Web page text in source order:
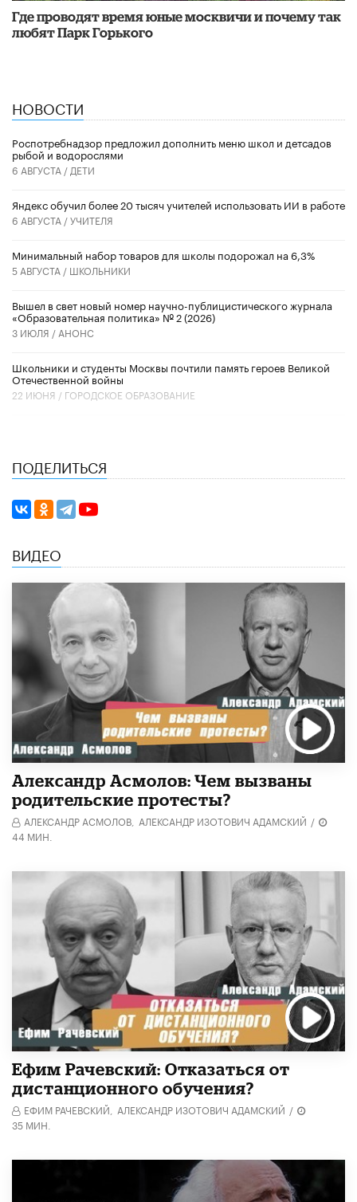
Где проводят время юные москвичи и почему так
любят Парк Горького
НОВОСТИ
Роспотребнадзор предложил дополнить меню школ и детсадов
рыбой и водорослями
6 АВГУСТА / ДЕТИ
​Яндекс обучил более 20 тысяч учителей использовать ИИ в работе
6 АВГУСТА /УЧИТЕЛЯ
Минимальный набор товаров для школы подорожал на 6,3%
5 АВГУСТА / ШКОЛЬНИКИ
Вышел в свет новый номер научно-публицистического журнала
«Образовательная политика» № 2 (2026)
3 ИЮЛЯ / АНОНС
Школьники и студенты Москвы почтили память героев Великой
Отечественной войны
22 ИЮНЯ / ГОРОДСКОЕ ОБРАЗОВАНИЕ
ПОДЕЛИТЬСЯ
ВИДЕО
Александр Асмолов: Чем вызваны
родительские протесты?
АЛЕКСАНДР АСМОЛОВ, АЛЕКСАНДР ИЗОТОВИЧ АДАМСКИЙ /
44 МИН.
Ефим Рачевский: Отказаться от
дистанционного обучения?
ЕФИМ РАЧЕВСКИЙ, АЛЕКСАНДР ИЗОТОВИЧ АДАМСКИЙ /
35 МИН.